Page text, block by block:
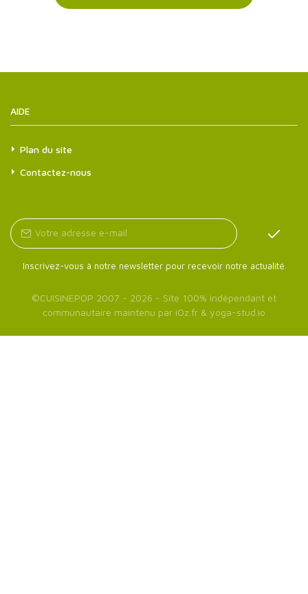
AIDE
Plan du site
Contactez-nous
Inscrivez-vous à notre newsletter pour recevoir notre actualité.
©CUISINEPOP 2007 - 2026 - Site 100% indépendant et
communautaire maintenu par iOz.fr & yoga-stud.io